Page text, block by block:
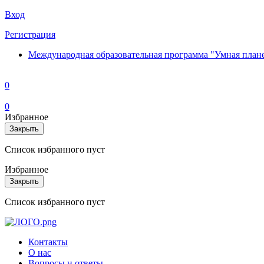
Вход
Регистрация
Международная образовательная программа "Умная
0
0
Избранное
Закрыть
Список избранного пуст
Избранное
Закрыть
Список избранного пуст
Контакты
О нас